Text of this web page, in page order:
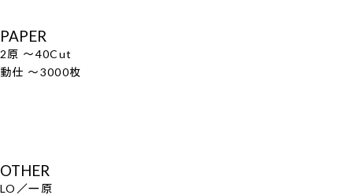
PAPER
2原 ～40Cut
動仕 ～3000枚
OTHER
LO／一原